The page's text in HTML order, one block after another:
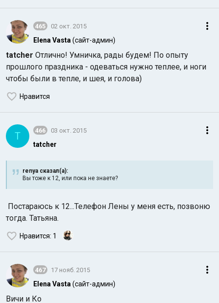
465 02 окт. 2015
Elena Vasta (сайт-админ)
tatcher Отлично! Умничка, рады будем! По опыту
прошлого праздника - одеваться нужно теплее, и ноги
чтобы были в тепле, и шея, и голова)
Нравится
T 466 03 окт. 2015
tatcher
renya сказал(а):
Вы тоже к 12, или пока не знаете?
Постараюсь к 12...Телефон Лены у меня есть, позвоню
тогда. Татьяна.
Нравится: 1
467 17 нояб. 2015
Elena Vasta (сайт-админ)
Вичи и Ко